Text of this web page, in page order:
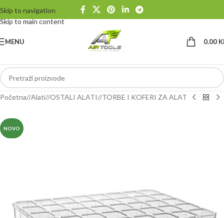
Skip to navigation
Skip to main content
MENU 0.00
Početna/ Alati/ OSTALI ALATI/ TORBE I KOFERI ZA ALAT
NOVO